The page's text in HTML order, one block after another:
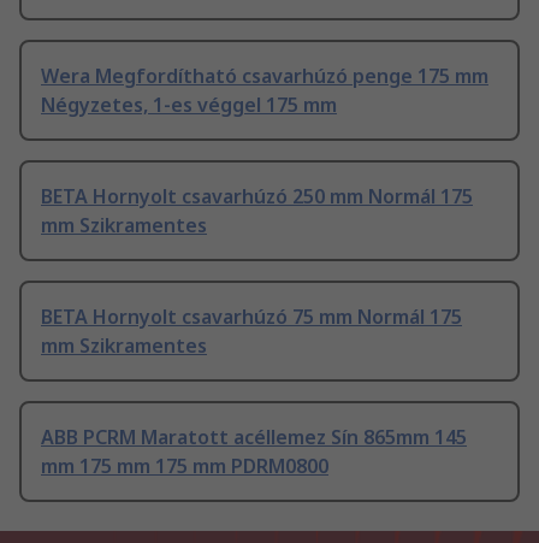
Wera Megfordítható csavarhúzó penge 175 mm
Négyzetes, 1-es véggel 175 mm
BETA Hornyolt csavarhúzó 250 mm Normál 175
mm Szikramentes
BETA Hornyolt csavarhúzó 75 mm Normál 175
mm Szikramentes
ABB PCRM Maratott acéllemez Sín 865mm 145
mm 175 mm 175 mm PDRM0800